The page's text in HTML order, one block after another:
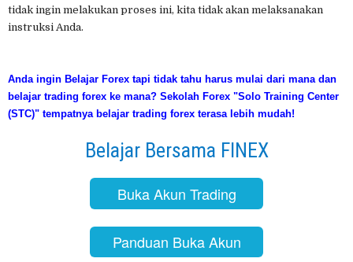
tidak ingin melakukan proses ini, kita tidak akan melaksanakan
instruksi Anda.
Anda ingin Belajar Forex tapi tidak tahu harus mulai dari mana dan
belajar trading forex ke mana? Sekolah Forex "Solo Training Center
(STC)" tempatnya belajar trading forex terasa lebih mudah!
Belajar Bersama FINEX
Buka Akun Trading
Panduan Buka Akun